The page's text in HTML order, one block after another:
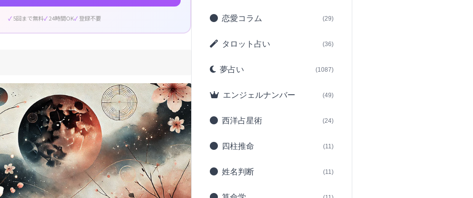
5回まで無料 24時間OK 登録不要 恋愛コラム (29)
タロット占い (36)
夢占い (1087)
エンジェルナンバー (49)
西洋占星術 (24)
四柱推命 (11)
姓名判断 (11)